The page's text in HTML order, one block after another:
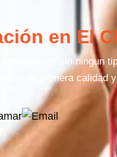
en El
sin ningun
de primera calidad